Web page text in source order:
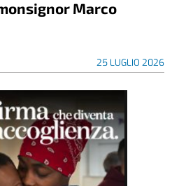
Marco
25 LUGLIO 2026